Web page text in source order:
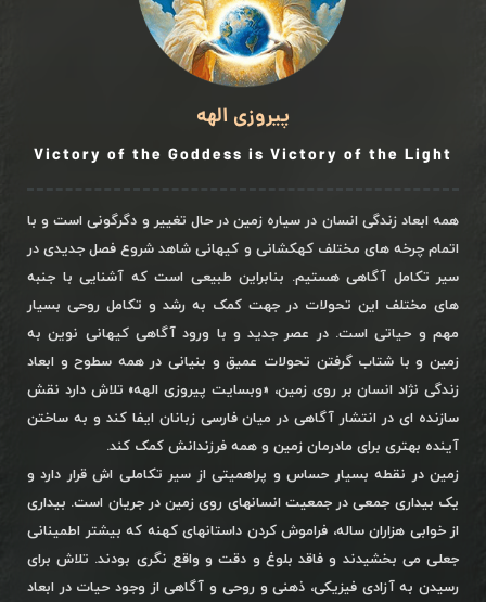
پیروزی الهه
Victory of the Goddess is Victory of the Light
همه ابعاد زندگی انسان در سیاره زمین در حال تغییر و دگرگونی است و با
اتمام چرخه های مختلف کهکشانی و کیهانی شاهد شروع فصل جدیدی در
سیر تکامل آگاهی هستیم. بنابراین طبیعی است که آشنایی با جنبه
های مختلف این تحولات در جهت کمک به رشد و تکامل روحی بسیار
مهم و حیاتی است. در عصر جدید و با ورود آگاهی کیهانی نوین به
زمین و با شتاب گرفتن تحولات عمیق و بنیانی در همه سطوح و ابعاد
زندگی نژاد انسان بر روی زمین، «وبسایت پیروزی الهه» تلاش دارد نقش
سازنده ای در انتشار آگاهی در میان فارسی زبانان ایفا کند و به ساختن
آینده بهتری برای مادرمان زمین و همه فرزندانش کمک کند.
زمین در نقطه بسیار حساس و پراهمیتی از سیر تکاملی اش قرار دارد و
یک بیداری جمعی در جمعیت انسانهای روی زمین در جریان است. بیداری
از خوابی هزاران ساله، فراموش کردن داستانهای کهنه که بیشتر اطمینانی
جعلی می بخشیدند و فاقد بلوغ و دقت و واقع نگری بودند. تلاش برای
رسیدن به آزادی فیزیکی، ذهنی و روحی و آگاهی از وجود حیات در ابعاد